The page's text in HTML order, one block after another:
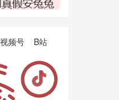
视频号 B站